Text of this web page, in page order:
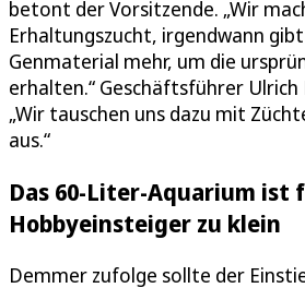
betont der Vorsitzende. „Wir
Erhaltungszucht, irgendwann
Genmaterial mehr, um die
erhalten.“ Geschäftsführer
„Wir tauschen uns dazu mit
aus.“
Das 60-Liter-Aquarium ist
Hobbyeinsteiger zu klein
Demmer zufolge sollte der